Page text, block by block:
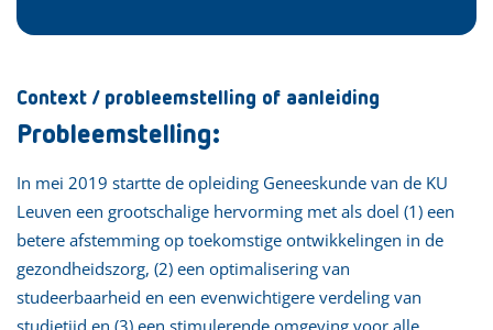
Context / probleemstelling of aanleiding
Probleemstelling:
In mei 2019 startte de opleiding Geneeskunde van de KU
Leuven een grootschalige hervorming met als doel (1) een
betere afstemming op toekomstige ontwikkelingen in de
gezondheidszorg, (2) een optimalisering van
studeerbaarheid en een evenwichtigere verdeling van
studietijd en (3) een stimulerende omgeving voor alle